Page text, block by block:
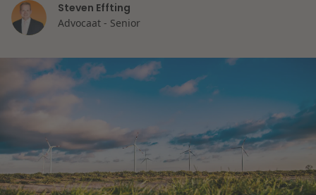
Herstructurering & Insolventie
Energie
Zorg & Sociaal domein
Vastgoed
Dichtbij de kansen en uitdagingen in de
woningbouw
Internationale partners
Nieuws
ContactSteven Effting
Advocaat - Senior